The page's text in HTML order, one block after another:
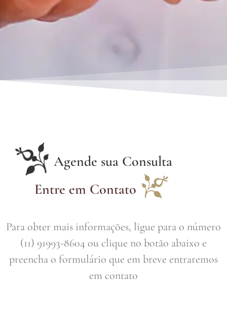
Agende sua Consulta
Entre em Contato
Para obter mais informações, ligue para o número
(11) 91993-8604 ou clique no botão abaixo e
preencha o formulário que em breve entraremos
em contato